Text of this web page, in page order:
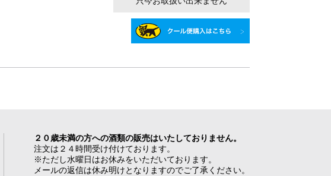
２０歳未満の方への酒類の販売はいたしておりません。
注文は２４時間受け付けております。
※ただし水曜日はお休みをいただいております。
メールの返信は休み明けとなりますのでご了承ください。